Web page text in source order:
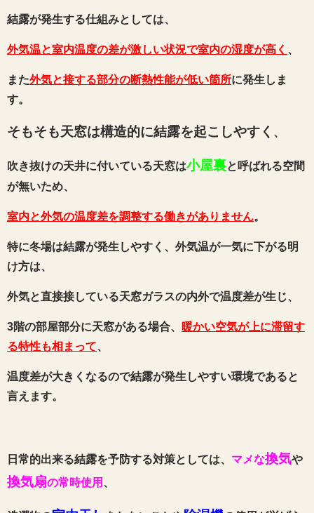
結露が発生する仕組みとしては、
外気温と室内温度の差が激しい状況で室内の湿度が高く 、
また外気と接する部分の断熱性能が低い箇所に発生しま
す。
そもそも天窓は構造的に結露を起こしやすく 、
吹き抜けの天井に付いている天窓は小屋裏と呼ばれる空間
が無いため、
室内と外気の温度差を調整する働きがありません。
特に冬場は結露が発生しやすく、 外気温が一気に下がる明
け方は、
外気と直接接している天窓ガラスの内外で温度差が生じ、
3階の部屋部分に天窓がある場合、
暖かい空気が上に滞留す
る特性も相まって、
温度差が大きくなるので結露が発生しやすい環境であると
言えます。
日常的出来る結露を予防する対策としては、 マメな換気や
換気扇の常時使用 、